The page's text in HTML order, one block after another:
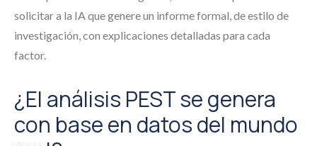
solicitar a la IA que genere un informe formal, de estilo de
investigación, con explicaciones detalladas para cada
factor.
¿El análisis PEST se genera
con base en datos del mundo